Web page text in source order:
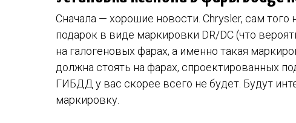
Сначала — хорошие новости. Chrysler, сам
подарок в виде маркировки DR/DC (что
на галогеновых фарах, а именно такая
должна стоять на фарах, спроектированных
ГИБДД у вас скорее всего не будет. Будут
маркировку.